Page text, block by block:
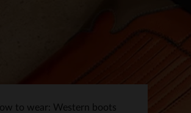
to wear: Western boots